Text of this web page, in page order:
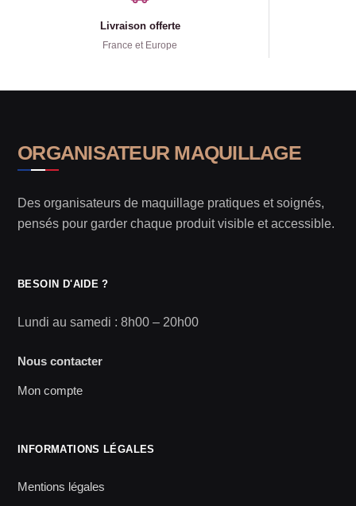
Livraison offerte
France et Europe
ORGANISATEUR MAQUILLAGE
Des organisateurs de maquillage pratiques et soignés,
pensés pour garder chaque produit visible et accessible.
BESOIN D'AIDE ?
Lundi au samedi : 8h00 – 20h00
Nous contacter
Mon compte
INFORMATIONS LÉGALES
Mentions légales